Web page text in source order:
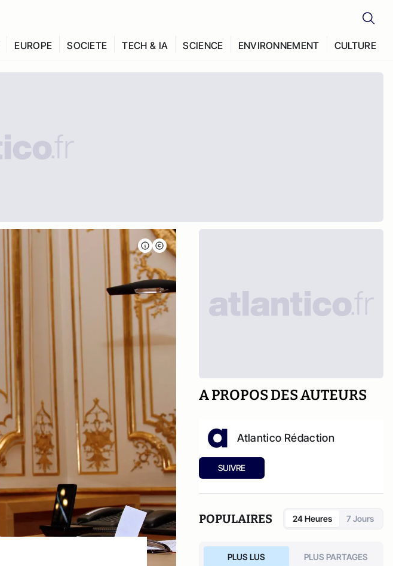
EUROPE SOCIETE TECH & IA SCIENCE ENVIRONNEMENT CULTURE
A PROPOS DES AUTEURS
Atlantico Rédaction
SUIVRE
POPULAIRES 24 Heures 7 Jours
PLUS LUS PLUS PARTAGES